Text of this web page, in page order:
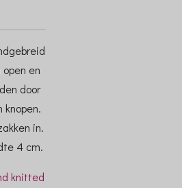
en
door
knopen.
in.
4 cm.
knitted